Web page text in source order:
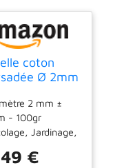
coton
Ø 2mm
Idéal pour
2 mm ±
- 100gr
Jardinage,
torsadée, dite
€